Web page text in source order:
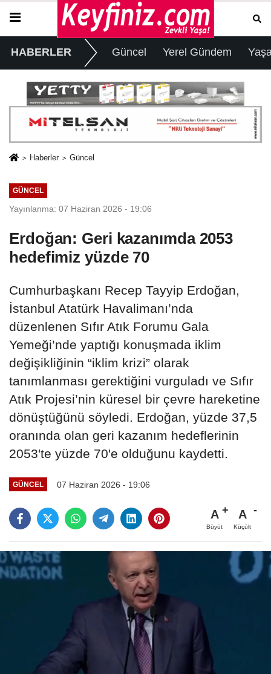
HABERLER Güncel Yerel Gündem
Haberler Güncel
GÜNCEL
Yayınlanma: 07 Haziran 2026 - 19:06
Erdoğan: Geri kazanımda 2053
hedefimiz yüzde 70
Cumhurbaşkanı Recep Tayyip Erdoğan,
İstanbul Atatürk Havalimanı’nda
düzenlenen Sıfır Atık Forumu Gala
Yemeği’nde yaptığı konuşmada iklim
değişikliğinin “iklim krizi” olarak
tanımlanması gerektiğini vurguladı ve Sıfır
Atık Projesi’nin küresel bir çevre hareketine
dönüştüğünü söyledi. Erdoğan, yüzde 37,5
oranında olan geri kazanım hedeflerinin
2053'te yüzde 70'e olduğunu kaydetti.
GÜNCEL 07 Haziran 2026 - 19:06
A
Büyüt
A
Küçült